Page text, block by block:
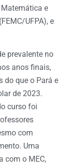
Matemática e
UFPA), e
prevalente no
anos finais,
do que o Pará e
de 2023.
curso foi
com
Uma
com o MEC,